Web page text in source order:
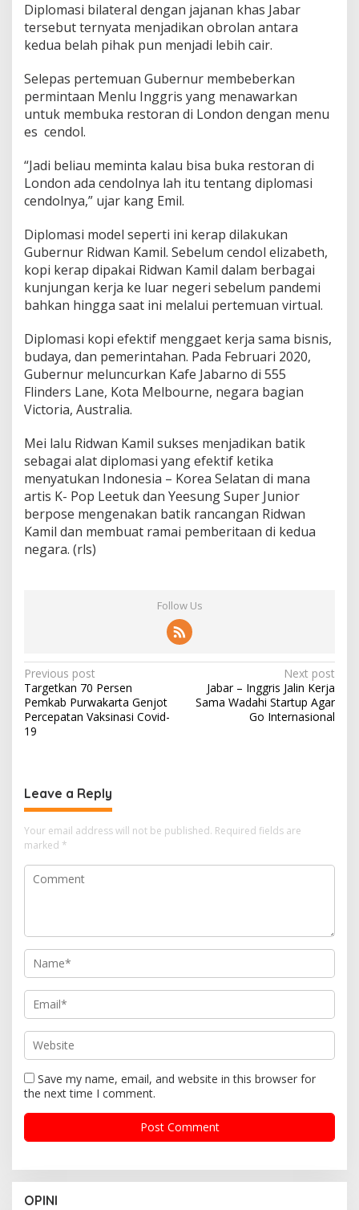
Diplomasi bilateral dengan jajanan khas Jabar
tersebut ternyata menjadikan obrolan antara
kedua belah pihak pun menjadi lebih cair.
Selepas pertemuan Gubernur membeberkan
permintaan Menlu Inggris yang menawarkan
untuk membuka restoran di London dengan menu
es cendol.
“Jadi beliau meminta kalau bisa buka restoran di
London ada cendolnya lah itu tentang diplomasi
cendolnya,” ujar kang Emil.
Diplomasi model seperti ini kerap dilakukan
Gubernur Ridwan Kamil. Sebelum cendol elizabeth,
kopi kerap dipakai Ridwan Kamil dalam berbagai
kunjungan kerja ke luar negeri sebelum pandemi
bahkan hingga saat ini melalui pertemuan virtual.
Diplomasi kopi efektif menggaet kerja sama bisnis,
budaya, dan pemerintahan. Pada Februari 2020,
Gubernur meluncurkan Kafe Jabarno di 555
Flinders Lane, Kota Melbourne, negara bagian
Victoria, Australia.
Mei lalu Ridwan Kamil sukses menjadikan batik
sebagai alat diplomasi yang efektif ketika
menyatukan Indonesia – Korea Selatan di mana
artis K- Pop Leetuk dan Yeesung Super Junior
berpose mengenakan batik rancangan Ridwan
Kamil dan membuat ramai pemberitaan di kedua
negara. (rls)
Follow Us
Post
navigation
Previous post
Targetkan 70 Persen
Pemkab Purwakarta Genjot
Percepatan Vaksinasi Covid-
19
Next post
Jabar – Inggris Jalin Kerja
Sama Wadahi Startup Agar
Go Internasional
Leave a Reply
Your email address will not be published. Required fields are
marked *
Save my name, email, and website in this browser for
the next time I comment.
OPINI